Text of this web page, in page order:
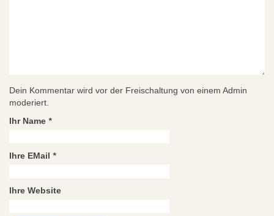
Dein Kommentar wird vor der Freischaltung von einem Admin
moderiert.
Ihr Name *
Ihre EMail *
Ihre Website